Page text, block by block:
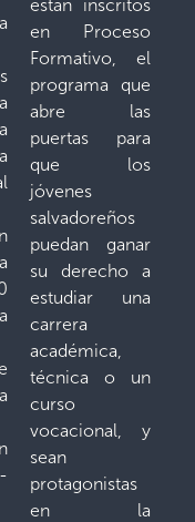
están inscritos
en Proceso
Formativo, el
programa que
abre las
puertas para
que los
jóvenes
salvadoreños
puedan ganar
su derecho a
estudiar una
carrera
académica,
técnica o un
curso
vocacional, y
sean
protagonistas
en la